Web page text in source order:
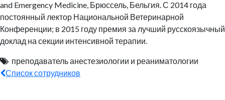
and Emergency Medicine, Брюссель, Бельгия. С 2014 года
постоянный лектор Национальной Ветеринарной
Конференции; в 2015 году премия за лучший русскоязычный
доклад на секции интенсивной терапии.
преподаватель анестезиологии и реаниматологии
Список сотрудников